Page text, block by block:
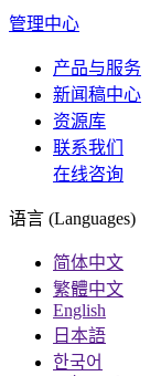
管理中心
产品与服务
新闻稿中心
资源库
联系我们
在线咨询
语言 (Languages)
简体中文
繁體中文
English
日本語
한국어